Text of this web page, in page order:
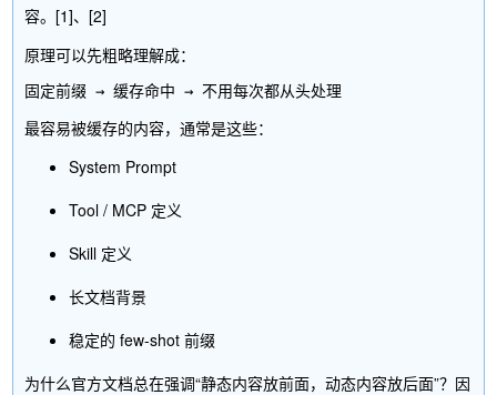
容。[1]、[2]
原理可以先粗略理解成：
最容易被缓存的内容，通常是这些：
System Prompt
Tool / MCP 定义
Skill 定义
长文档背景
稳定的 few-shot 前缀
为什么官方文档总在强调“静态内容放前面，动态内容放后面”？因